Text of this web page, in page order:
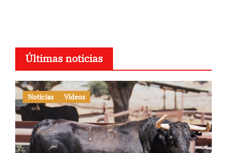
Últimas noticias
Noticias Vídeos